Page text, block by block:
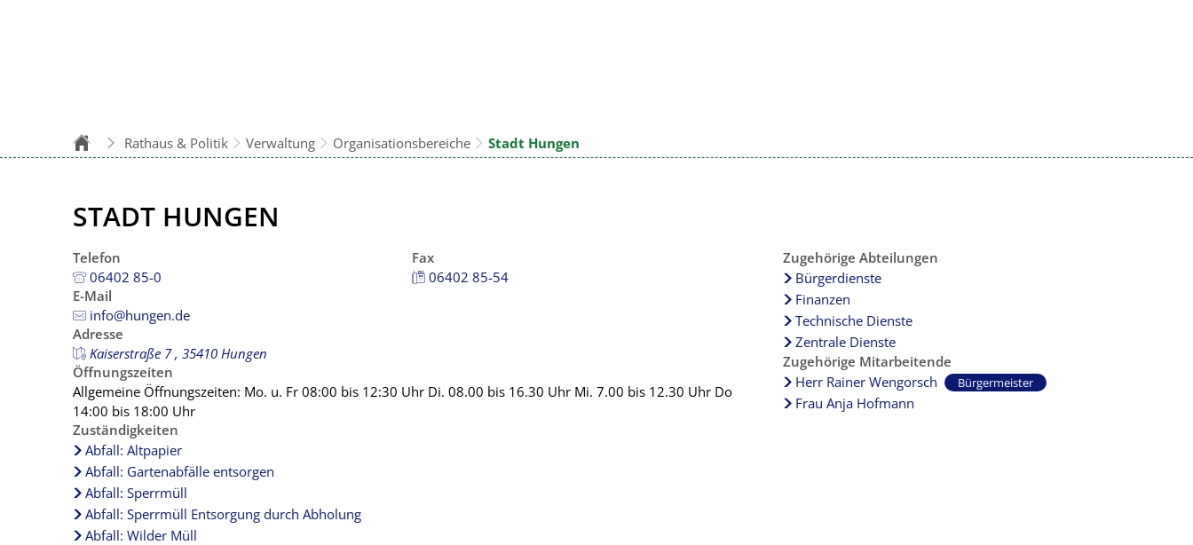
Rathaus & Politik Verwaltung Organisationsbereiche Stadt Hungen
STADT HUNGEN
Telefon
06402 85-0
Fax
06402 85-54
E-Mail
info@hungen.de
Adresse
Kaiserstraße 7 , 35410 Hungen
Öffnungszeiten
Allgemeine Öffnungszeiten: Mo. u. Fr 08:00 bis 12:30 Uhr Di. 08.00 bis 16.30 Uhr Mi. 7.00 bis 12.30 Uhr Do
14:00 bis 18:00 Uhr
Zuständigkeiten
Abfall: Altpapier
Abfall: Gartenabfälle entsorgen
Abfall: Sperrmüll
Abfall: Sperrmüll Entsorgung durch Abholung
Abfall: Wilder Müll
Zugehörige Abteilungen
Bürgerdienste
Finanzen
Technische Dienste
Zentrale Dienste
Zugehörige Mitarbeitende
Herr Rainer Wengorsch
Bürgermeister
Frau Anja Hofmann